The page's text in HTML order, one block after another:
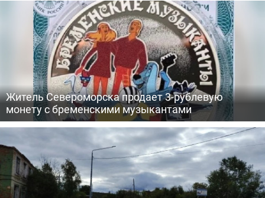
Житель Североморска продает 3-рублевую
монету с бременскими музыкантами